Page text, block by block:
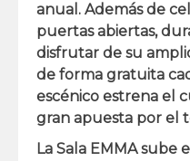
anual. Además de
puertas abiertas,
disfrutar de su
de forma gratuita
escénico estrena el
gran apuesta por el
La Sala EMMA sube